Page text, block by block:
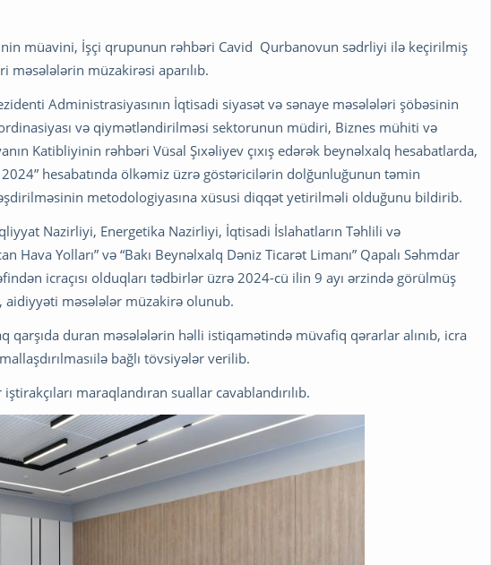
müavini, İşçi qrupunun rəhbəri Cavid Qurbanovun sədrliyi ilə keçirilmiş
məsələlərin müzakirəsi aparılıb.
Administrasiyasının İqtisadi siyasət və sənaye məsələləri şöbəsinin
və qiymətləndirilməsi sektorunun müdiri, Biznes mühiti və
Katibliyinin rəhbəri Vüsal Şıxəliyev çıxış edərək beynəlxalq hesabatlarda,
hesabatında ölkəmiz üzrə göstəricilərin dolğunluğunun təmin
metodologiyasına xüsusi diqqət yetirilməli olduğunu bildirib.
Nazirliyi, Energetika Nazirliyi, İqtisadi İslahatların Təhlili və
Hava Yolları” və “Bakı Beynəlxalq Dəniz Ticarət Limanı” Qapalı Səhmdar
icraçısı olduqları tədbirlər üzrə 2024-cü ilin 9 ayı ərzində görülmüş
aidiyyəti məsələlər müzakirə olunub.
qarşıda duran məsələlərin həlli istiqamətində müvafiq qərarlar alınıb, icra
bağlı tövsiyələr verilib.
maraqlandıran suallar cavablandırılıb.